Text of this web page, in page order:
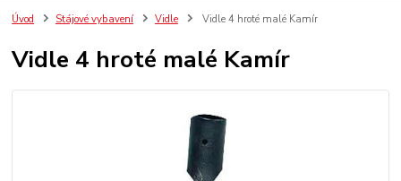
Úvod Stájové vybavení Vidle Vidle 4 hroté malé Kamír
Vidle 4 hroté malé Kamír